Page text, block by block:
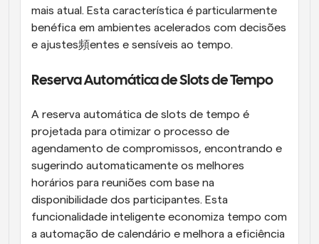
mais atual. Esta característica é particularmente
benéfica em ambientes acelerados com decisões
e ajustes頻entes e sensíveis ao tempo.
Reserva Automática de Slots de Tempo
A reserva automática de slots de tempo é
projetada para otimizar o processo de
agendamento de compromissos, encontrando e
sugerindo automaticamente os melhores
horários para reuniões com base na
disponibilidade dos participantes. Esta
funcionalidade inteligente economiza tempo com
a automação de calendário e melhora a eficiência